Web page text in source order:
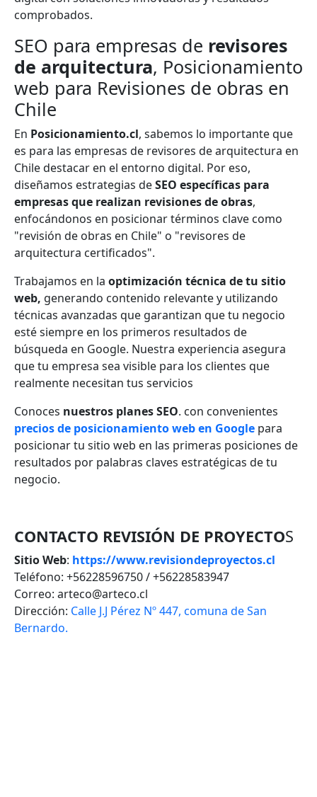
comprobados.
SEO para empresas de revisores
de arquitectura, Posicionamiento
web para Revisiones de obras en
Chile
En Posicionamiento.cl, sabemos lo importante que
es para las empresas de revisores de arquitectura en
Chile destacar en el entorno digital. Por eso,
diseñamos estrategias deSEO específicas para
empresas que realizan revisiones de obras,
enfocándonos en posicionar términos clave como
"revisión de obras en Chile" o "revisores de
arquitectura certificados".
Trabajamos en la optimización técnica de tu sitio
web, generando contenido relevante y utilizando
técnicas avanzadas que garantizan que tu negocio
esté siempre en los primeros resultados de
búsqueda en Google. Nuestra experiencia asegura
que tu empresa sea visible para los clientes que
realmente necesitan tus servicios
Conoces nuestros planes SEO. con convenientes
precios de posicionamiento web en Google para
posicionar tu sitio web en las primeras posiciones de
resultados por palabras claves estratégicas de tu
negocio.
CONTACTO REVISIÓN DE PROYECTOS
Sitio Web: https://www.revisiondeproyectos.cl
Teléfono: +56228596750 / +56228583947
Correo: arteco@arteco.cl
Dirección: Calle J.J Pérez Nº 447, comuna de San
Bernardo.